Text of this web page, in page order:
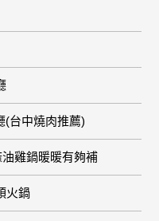
(台中燒肉推薦)
雞鍋暖暖有夠補
火鍋